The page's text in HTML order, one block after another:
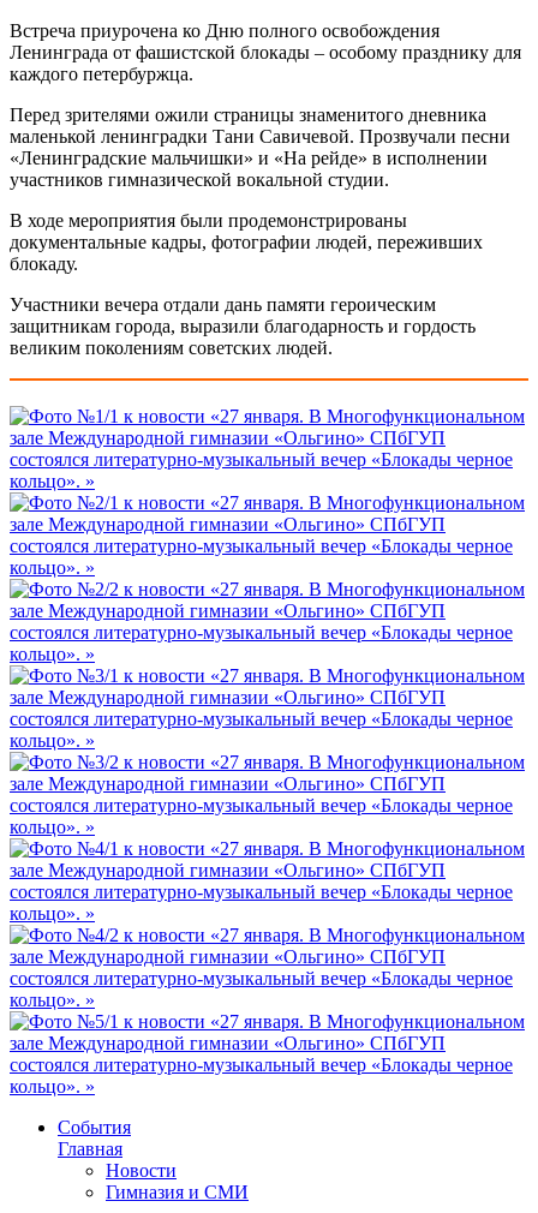
Встреча приурочена ко Дню полного освобождения
Ленинграда от фашистской блокады – особому празднику для
каждого петербуржца.
Перед зрителями ожили страницы знаменитого дневника
маленькой ленинградки Тани Савичевой. Прозвучали песни
«Ленинградские мальчишки» и «На рейде» в исполнении
участников гимназической вокальной студии.
В ходе мероприятия были продемонстрированы
документальные кадры, фотографии людей, переживших
блокаду.
Участники вечера отдали дань памяти героическим
защитникам города, выразили благодарность и гордость
великим поколениям советских людей.
События
Главная
Новости
Гимназия и СМИ